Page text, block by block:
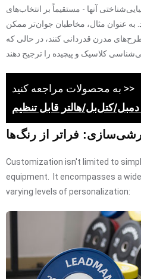
آنها - مستقیماً بر انتخاب‌های
عنوان مثال، مخاطبان جوان‌تر ممکن
مدرن قدردانی کنند، در حالی که
به محصولات مراجعه کنید >>
کتل‌بل/هالتر قابل تنظیم
فراتر از رنگ‌ها
Customization isn't limited to
equipment. It encompasses a
varying levels of personalization: